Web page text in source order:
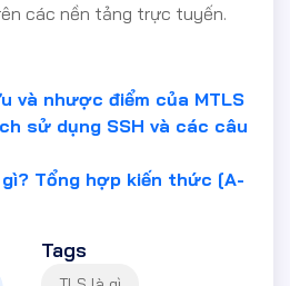
các nền tảng trực tuyến.
và nhược điểm của MTLS
sử dụng SSH và các câu
Tổng hợp kiến thức [A-
Tags